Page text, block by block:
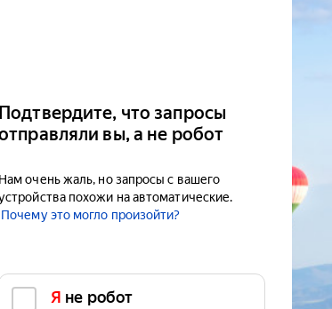
Подтвердите, что запросы
вы, а не робот
Нам очень жаль, но запросы с вашего
похожи на автоматические.
Почему это могло произойти?
Я не робот